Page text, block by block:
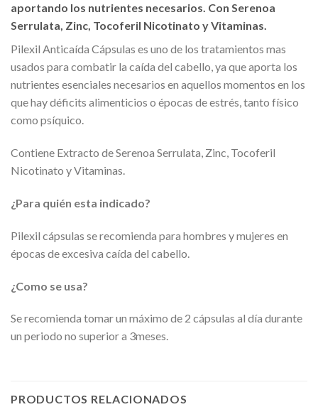
aportando los nutrientes necesarios. Con Serenoa
Serrulata, Zinc, Tocoferil Nicotinato y Vitaminas.
Pilexil Anticaída Cápsulas es uno de los tratamientos mas
usados para combatir la caída del cabello, ya que aporta los
nutrientes esenciales necesarios en aquellos momentos en los
que hay déficits alimenticios o épocas de estrés, tanto físico
como psíquico.
Contiene Extracto de Serenoa Serrulata, Zinc, Tocoferil
Nicotinato y Vitaminas.
¿Para quién esta indicado?
Pilexil cápsulas se recomienda para hombres y mujeres en
épocas de excesiva caída del cabello.
¿Como se usa?
Se recomienda tomar un máximo de 2 cápsulas al día durante
un periodo no superior a 3meses.
PRODUCTOS RELACIONADOS